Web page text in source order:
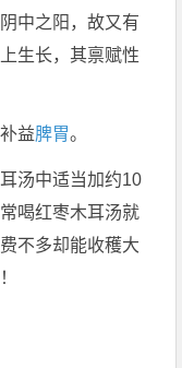
中之阳，故又有
生长，其禀赋性
益脾胃。
汤中适当加约10
喝红枣木耳汤就
不多却能收穫大